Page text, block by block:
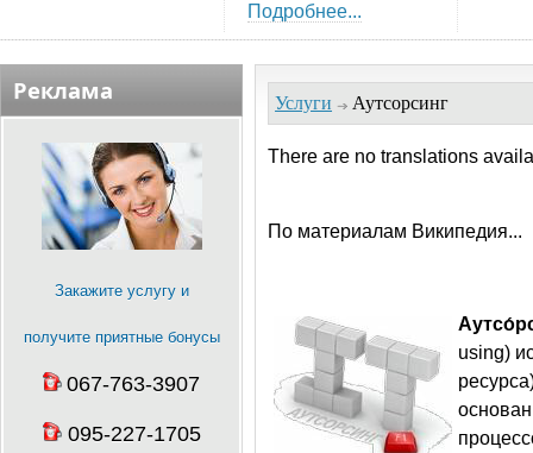
Подробнее...
Услуги Аутсорсинг
There are no translations
По материалам Википедия...
using)
Реклама
Закажите услугу и
получите приятные бонусы
067-763-3907
095-227-1705